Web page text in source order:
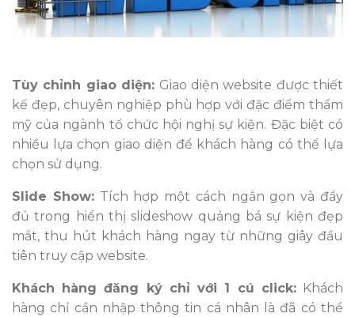
Tùy chỉnh giao diện: Giao diện website được thiết
kế đẹp, chuyên nghiệp phù hợp với đặc điểm thẩm
mỹ của ngành tổ chức hội nghị sự kiện. Đặc biệt có
nhiều lựa chọn giao diện để khách hàng có thể lựa
chọn sử dụng.
Slide Show:Tích hợp một cách ngắn gọn và đầy
đủ trong hiển thị slideshow quảng bá sự kiện đẹp
mắt, thu hút khách hàng ngay từ những giây đầu
tiên truy cập website.
Khách hàng đăng ký chỉ với 1 cú click:Khách
hàng chỉ cần nhập thông tin cá nhân là đã có thể